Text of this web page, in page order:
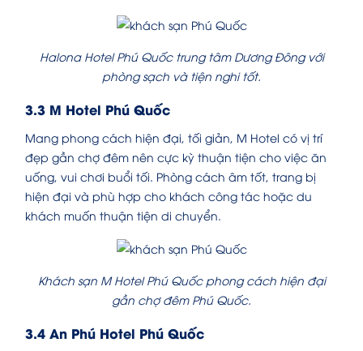
Halona Hotel Phú Quốc trung tâm Dương Đông với
phòng sạch và tiện nghi tốt.
3.3 M Hotel Phú Quốc
Mang phong cách hiện đại, tối giản, M Hotel có vị trí
đẹp gần chợ đêm nên cực kỳ thuận tiện cho việc ăn
uống, vui chơi buổi tối. Phòng cách âm tốt, trang bị
hiện đại và phù hợp cho khách công tác hoặc du
khách muốn thuận tiện di chuyển.
Khách sạn M Hotel Phú Quốc phong cách hiện đại
gần chợ đêm Phú Quốc.
3.4 An Phú Hotel Phú Quốc